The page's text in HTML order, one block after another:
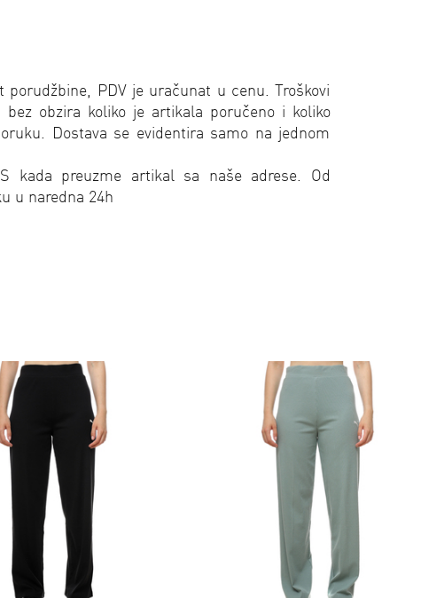
PDV je uračunat u cenu. Troškovi
bez obzira koliko je artikala poručeno i koliko
Dostava se evidentira samo na jednom
kada preuzme artikal sa naše adrese. Od
u naredna 24h